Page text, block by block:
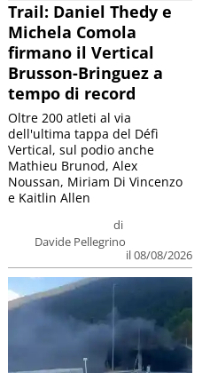
Trail: Daniel Thedy e
Michela Comola
firmano il Vertical
Brusson-Bringuez a
tempo di record
di
Davide Pellegrino
il 08/08/2026
Oltre 200 atleti al via
dell'ultima tappa del Défì
Vertical, sul podio anche
Mathieu Brunod, Alex
Noussan, Miriam Di Vincenzo
e Kaitlin Allen